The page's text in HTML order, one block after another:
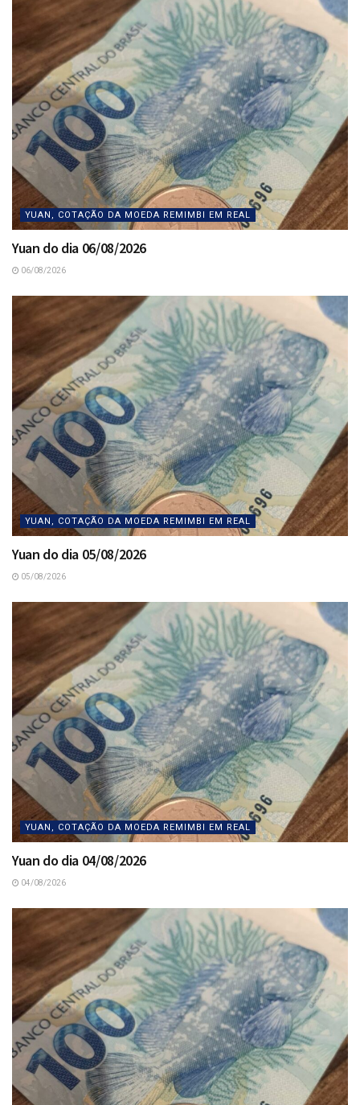
YUAN, COTAÇÃO DA MOEDA REMIMBI EM REAL
Yuan do dia 06/08/2026
06/08/2026
YUAN, COTAÇÃO DA MOEDA REMIMBI EM REAL
Yuan do dia 05/08/2026
05/08/2026
YUAN, COTAÇÃO DA MOEDA REMIMBI EM REAL
Yuan do dia 04/08/2026
04/08/2026